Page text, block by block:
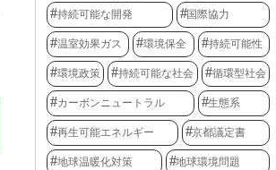
持続可能な開発 国際協力
温室効果ガス 環境保全 持続可能性
環境政策 持続可能な社会 循環型社会
カーボンニュートラル 生態系
再生可能エネルギー 京都議定書
地球温暖化対策 地球環境問題